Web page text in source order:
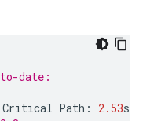
date:
Critical Path : 2.53s